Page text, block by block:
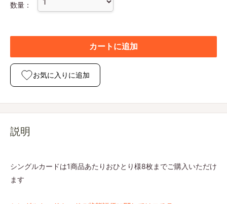
数量：
カートに追加
お気に入りに追加
説明
シングルカードは1商品あたりおひとり様8枚までご購入いただけ
ます